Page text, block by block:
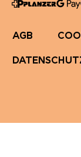
AGB